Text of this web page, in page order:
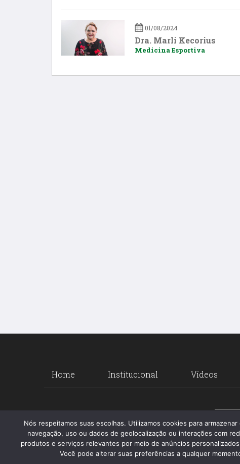
01/08/2024
Dra. Marli Kecorius
Medicina Esportiva
Home Institucional Vídeos
Nós respeitamos suas escolhas. Utilizamos cookies para
navegação, uso ou dados de geolocalização ou interações com
produtos e serviços relevantes por meio de anúncios
Você pode alterar suas preferências a qualquer